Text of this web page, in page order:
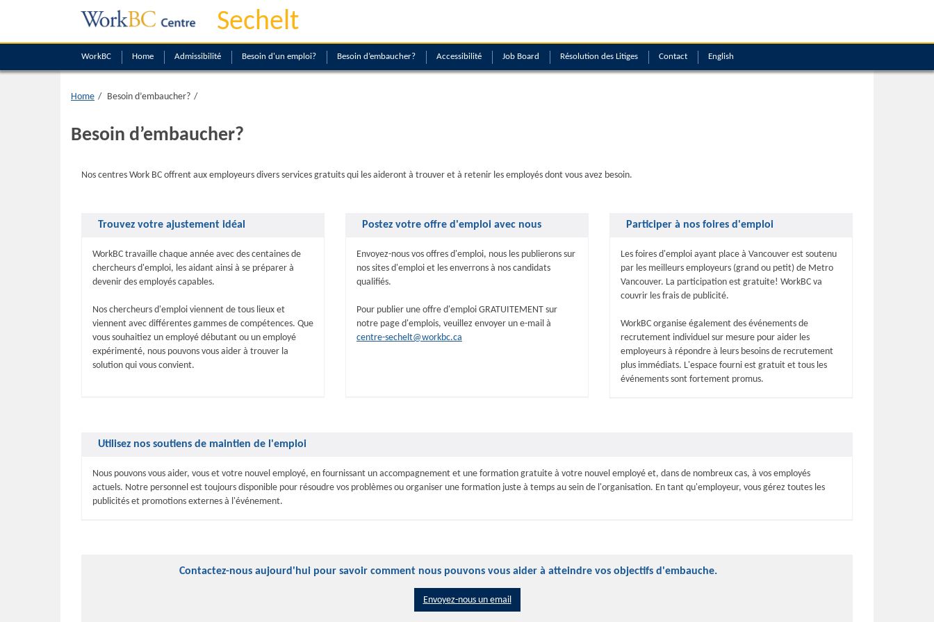
Sechelt
WorkBC Home Admissibilité Besoin d'un emploi? Besoin d’embaucher? Accessibilité Job Board Résolution des Litiges Contact English
Home Besoin d’embaucher?
Besoin d’embaucher?
Nos centres Work BC offrent aux employeurs divers services gratuits qui les aideront à trouver et à retenir les employés dont vous avez besoin.
Trouvez votre ajustement idéal
WorkBC travaille chaque année avec des centaines de
chercheurs d'emploi, les aidant ainsi à se préparer à
devenir des employés capables.
Nos chercheurs d'emploi viennent de tous lieux et
viennent avec différentes gammes de compétences. Que
vous souhaitiez un employé débutant ou un employé
expérimenté, nous pouvons vous aider à trouver la
solution qui vous convient.
Postez votre offre d'emploi avec nous
Envoyez-nous vos offres d'emploi, nous les publierons sur
nos sites d'emploi et les enverrons à nos candidats
qualifiés.
Pour publier une offre d'emploi GRATUITEMENT sur
notre page d'emplois, veuillez envoyer un e-mail à
centre-sechelt@workbc.ca
Participer à nos foires d'emploi
Les foires d'emploi ayant place à Vancouver est soutenu
par les meilleurs employeurs (grand ou petit) de Metro
Vancouver. La participation est gratuite! WorkBC va
couvrir les frais de publicité.
WorkBC organise également des événements de
recrutement individuel sur mesure pour aider les
employeurs à répondre à leurs besoins de recrutement
plus immédiats. L'espace fourni est gratuit et tous les
événements sont fortement promus.
Utilisez nos soutiens de maintien de l'emploi
Nous pouvons vous aider, vous et votre nouvel employé, en fournissant un accompagnement et une formation gratuite à votre nouvel employé et, dans de nombreux cas, à vos employés
actuels. Notre personnel est toujours disponible pour résoudre vos problèmes ou organiser une formation juste à temps au sein de l'organisation. En tant qu'employeur, vous gérez toutes les
publicités et promotions externes à l'événement.
Contactez-nous aujourd'hui pour savoir comment nous pouvons vous aider à atteindre vos objectifs d'embauche.
Envoyez-nous un email